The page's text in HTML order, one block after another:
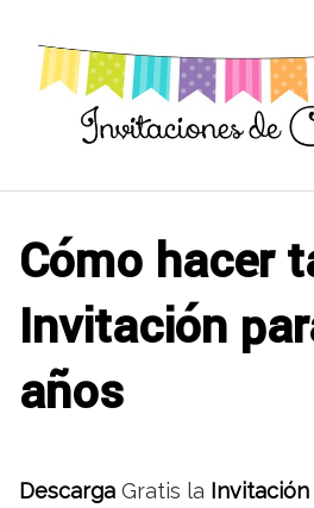
contenido
Cómo hacer
Invitación
años
Descarga Gratis la